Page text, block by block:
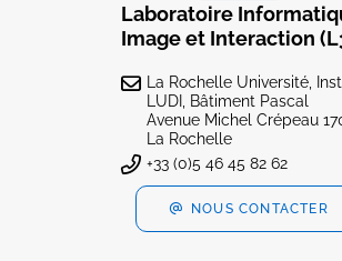
Laboratoire
Image et Interaction
La Rochelle Université,
LUDI, Bâtiment Pascal
Avenue Michel Crépeau
La Rochelle
+33 (0)5 46 45 82 62
NOUS CONTACTER